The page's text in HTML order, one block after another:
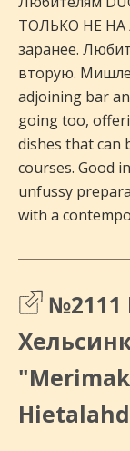
ТОЛЬКО НЕ НА
заранее.
вторую.
adjoining bar
going too,
dishes that can
courses. Good
unfussy
with a
№2111